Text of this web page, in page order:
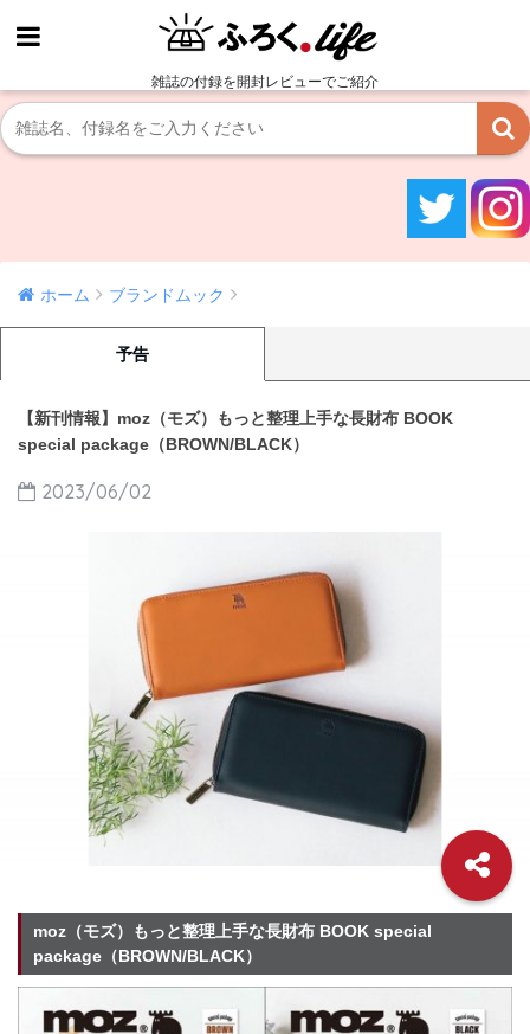
雑誌の付録を開封レビューでご紹介
ホーム ブランドムック
予告
【新刊情報】moz（モズ）もっと整理上手な長財布 BOOK
special package（BROWN/BLACK）
2023/06/02
moz（モズ）もっと整理上手な長財布 BOOK special
package（BROWN/BLACK）